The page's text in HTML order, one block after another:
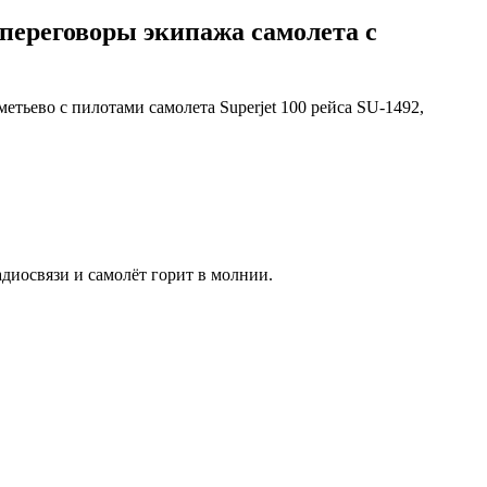
экипажа самолета с
с пилотами самолета Superjet 100 рейса SU-1492,
и самолёт горит в молнии.